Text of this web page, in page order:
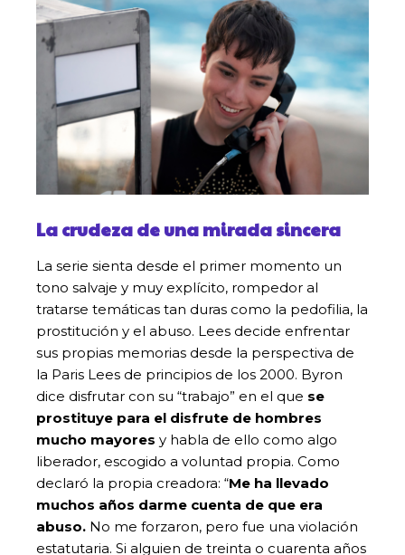
La crudeza de una mirada sincera
La serie sienta desde el primer momento un
tono salvaje y muy explícito, rompedor al
tratarse temáticas tan duras como la pedofilia, la
prostitución y el abuso. Lees decide enfrentar
sus propias memorias desde la perspectiva de
la Paris Lees de principios de los 2000. Byron
dice disfrutar con su “trabajo” en el que se
prostituye para el disfrute de hombres
mucho mayores y habla de ello como algo
liberador, escogido a voluntad propia. Como
declaró la propia creadora: “Me ha llevado
muchos años darme cuenta de que era
abuso. No me forzaron, pero fue una violación
estatutaria. Si alguien de treinta o cuarenta años